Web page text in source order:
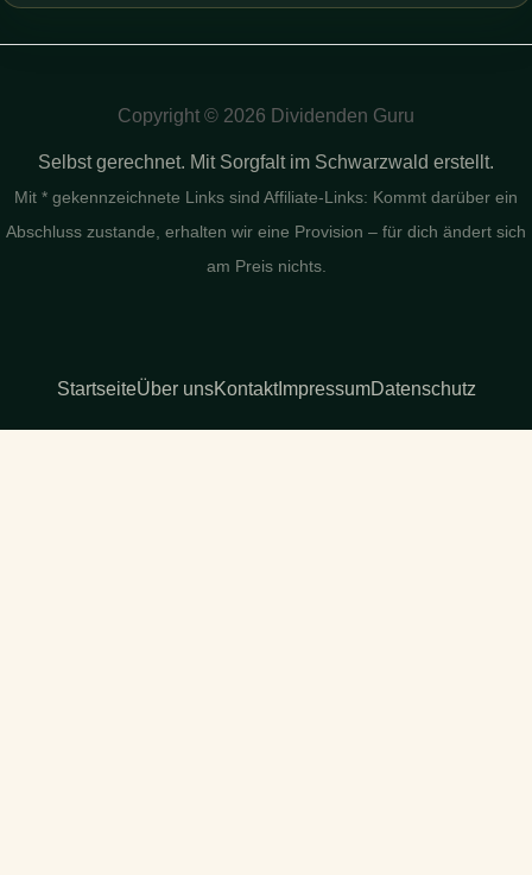
Copyright © 2026 Dividenden Guru
Selbst gerechnet. Mit Sorgfalt im Schwarzwald erstellt.
Mit * gekennzeichnete Links sind Affiliate-Links: Kommt darüber ein
Abschluss zustande, erhalten wir eine Provision – für dich ändert sich
am Preis nichts.
StartseiteÜber unsKontaktImpressumDatenschutz